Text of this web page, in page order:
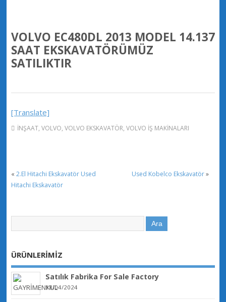
VOLVO EC480DL 2013 MODEL 14.137
SAAT EKSKAVATÖRÜMÜZ
SATILIKTIR
[Translate]
İNŞAAT, VOLVO, VOLVO EKSKAVATÖR, VOLVO İŞ MAKİNALARI
« 2.El Hitachi Ekskavatör Used
Hitachi Ekskavatör
Used Kobelco Ekskavatör»
ÜRÜNLERİMİZ
Satılık Fabrika For Sale Factory
18/04/2024